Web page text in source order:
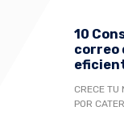
10
correo
CRECE TU
POR